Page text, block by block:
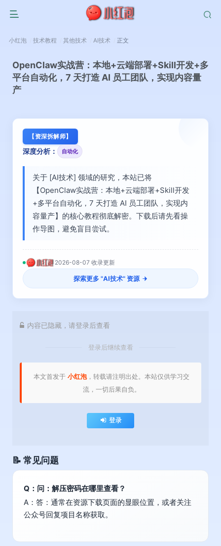
小红泡 技术教程 其他技术 AI技术 正文
OpenClaw实战营：本地+云端部署+Skill开发+多
平台自动化，7 天打造 AI 员工团队，实现内容量
产
【资深拆解师】
深度分析： 自动化
关于 [AI技术] 领域的研究，本站已将
【OpenClaw实战营：本地+云端部署+Skill开发
+多平台自动化，7 天打造 AI 员工团队，实现内
容量产】的核心教程彻底解密。下载后请先看操
作导图，避免盲目尝试。
2026-08-07 收录更新
探索更多 "AI技术" 资源
内容已隐藏，请登录后查看
登录后继续查看
本文首发于 小红泡，转载请注明出处。本站仅供学习交
流，一切后果自负。
登录
📝 常见问题
Q：问：解压密码在哪里查看？
A：答：通常在资源下载页面的显眼位置，或者关注
公众号回复项目名称获取。